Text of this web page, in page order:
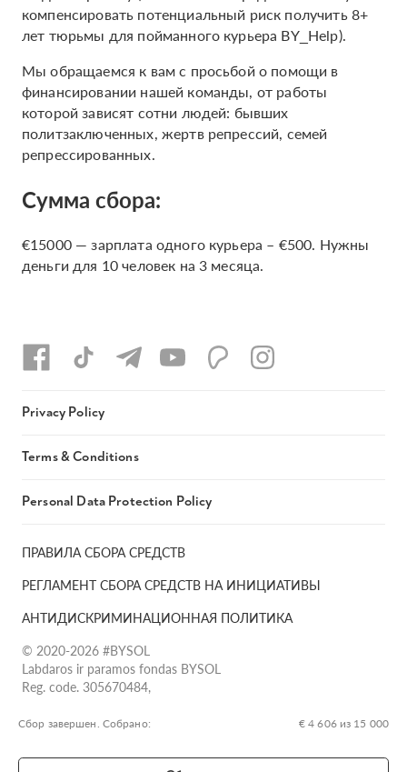
компенсировать потенциальный риск получить 8+
лет тюрьмы для пойманного курьера BY_Help).
Мы обращаемся к вам с просьбой о помощи в
финансировании нашей команды, от работы
которой зависят сотни людей: бывших
политзаключенных, жертв репрессий, семей
репрессированных.
Сумма сбора:
€15000 — зарплата одного курьера – €500. Нужны
деньги для 10 человек на 3 месяца.
Сбор завершен. Собрано: € 4 606 из 15 000
ПРАВИЛА СБОРА СРЕДСТВ
РЕГЛАМЕНТ СБОРА СРЕДСТВ НА ИНИЦИАТИВЫ
АНТИДИСКРИМИНАЦИОННАЯ ПОЛИТИКА
© 2020-2026 #BYSOL
Labdaros ir paramos fondas BYSOL
Reg. code. 305670484,
g.17-1, LT-13253
SWIFT kodas HABALT22
Privacy Policy
Terms & Conditions
Personal Data Protection Policy